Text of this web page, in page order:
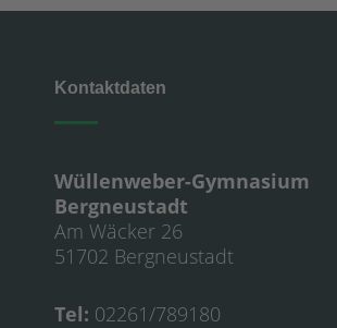
Kontaktdaten
Wüllenweber-Gymnasium
Bergneustadt
Am Wäcker 26
51702 Bergneustadt
Tel: 02261/789180